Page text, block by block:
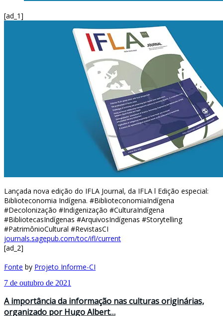
[ad_1]
Lançada nova edição do IFLA Journal, da IFLA l Edição especial:
Biblioteconomia Indígena. #BiblioteconomiaIndígena
#Decolonização #Indigenização #CulturaIndígena
#BibliotecasIndígenas #ArquivosIndígenas #Storytelling
#PatrimônioCultural #RevistasCI
journals.sagepub.com/toc/ifl/current
[ad_2]
Fonte by Projeto Informe-CI
7 de outubro de 2021
A importância da informação nas culturas originárias,
organizado por Hugo Albert…